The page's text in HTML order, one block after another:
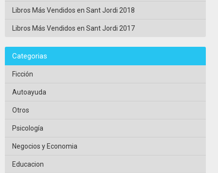
Libros Más Vendidos en Sant Jordi 2018
Libros Más Vendidos en Sant Jordi 2017
Categorias
Ficción
Autoayuda
Otros
Psicología
Negocios y Economia
Educacion